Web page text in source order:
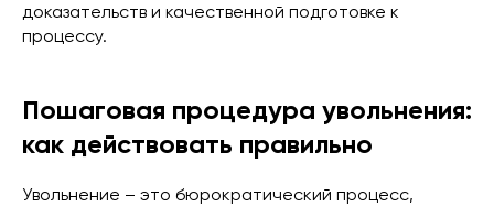
доказательств и качественной подготовке к
процессу.
Пошаговая процедура увольнения:
как действовать правильно
Увольнение – это бюрократический процесс,